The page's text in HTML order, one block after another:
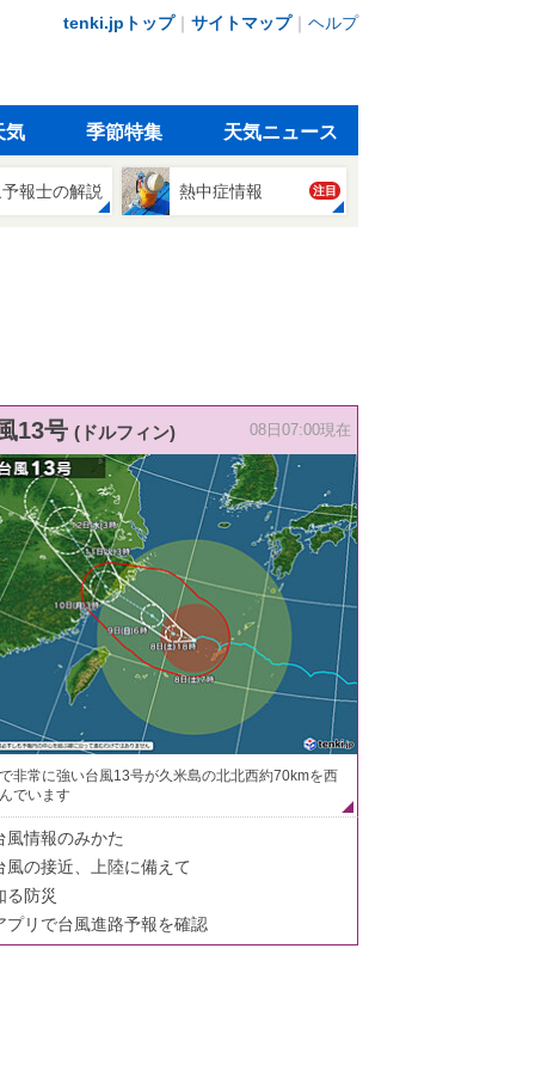
tenki.jpトップ｜ サイトマップ｜ ヘルプ
気 季節特集 天気ニュース
報士の解説 熱中症情報 注目
13号 (ドルフィン) 08日07:00現在
非常に強い台風13号が久米島の北北西約70kmを西
でいます
風情報のみかた
風の接近、上陸に備えて
る防災
プリで台風進路予報を確認